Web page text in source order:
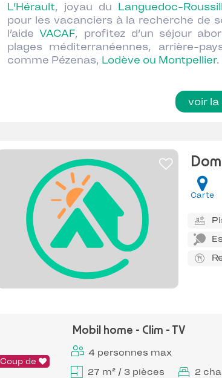
L’Hérault, joyau du Languedoc-
pour les vacanciers à la recherche de
l’aideVACAF, profitez d’un séjour
plages méditerranéennes, arrière-
comme Pézenas, Lodève ou Montpellier.
voir la
Carte
Coup de
Mobil home - Clim - TV
4 personnes max
27 m² / 3 pièces
2